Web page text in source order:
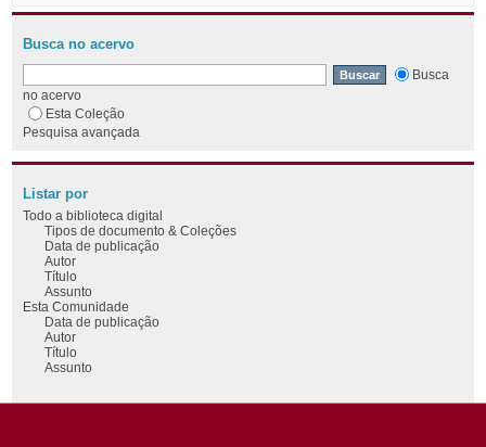
Busca no acervo
Busca
no acervo
Esta Coleção
Pesquisa avançada
Listar por
Todo a biblioteca digital
Tipos de documento & Coleções
Data de publicação
Autor
Título
Assunto
Esta Comunidade
Data de publicação
Autor
Título
Assunto